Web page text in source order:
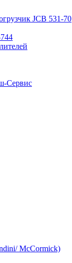
JCB 531-70
Сервис
McCormick)